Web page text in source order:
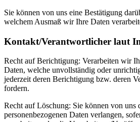
Sie können von uns eine Bestätigung
welchem Ausmaß wir Ihre Daten
Kontakt/Verantwortlicher laut
Recht auf Berichtigung: Verarbeiten wir
Daten, welche unvollständig oder
jederzeit deren Berichtigung bzw. deren
fordern.
Recht auf Löschung: Sie können von uns
personenbezogenen Daten verlangen,